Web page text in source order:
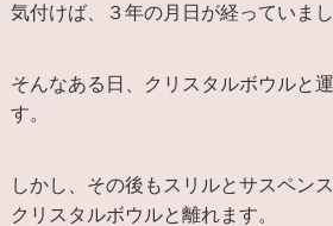
気付けば、３年の月日が経っていまし
そんなある日、クリスタルボウルと
す。
しかし、その後もスリルとサスペン
クリスタルボウルと離れます。